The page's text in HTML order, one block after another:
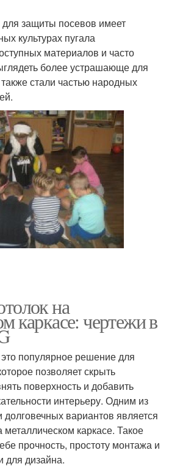
защиты посевов имеет
культурах пугала
материалов и часто
более устрашающе для
стали частью народных
на
каркасе: чертежи в
популярное решение для
позволяет скрыть
поверхность и добавить
интерьеру. Одним из
вариантов является
каркасе. Такое
прочность, простоту монтажа и
для дизайна.